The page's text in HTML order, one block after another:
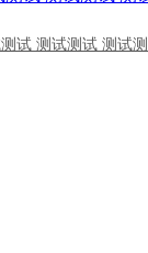
试 测试测试 测试